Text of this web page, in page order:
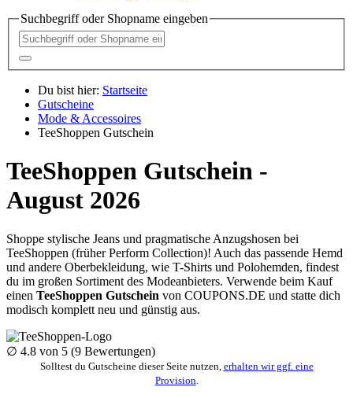
Suchbegriff oder Shopname eingeben
Du bist hier: Startseite
Gutscheine
Mode & Accessoires
TeeShoppen Gutschein
TeeShoppen Gutschein -
August 2026
Shoppe stylische Jeans und pragmatische Anzugshosen bei
TeeShoppen (früher Perform Collection)! Auch das passende Hemd
und andere Oberbekleidung, wie T-Shirts und Polohemden, findest
du im großen Sortiment des Modeanbieters. Verwende beim Kauf
einen TeeShoppen Gutschein von COUPONS.DE und statte dich
modisch komplett neu und günstig aus.
∅ 4.8 von 5 (9 Bewertungen)
Solltest du Gutscheine dieser Seite nutzen, erhalten wir ggf. eine
Provision